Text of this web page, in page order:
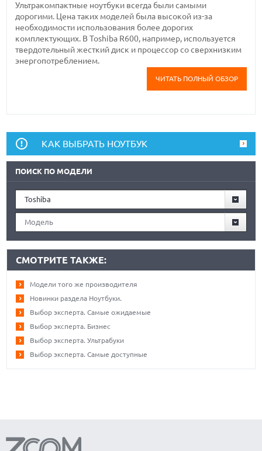
Ультракомпактные ноутбуки всегда были самыми
дорогими. Цена таких моделей была высокой из-за
необходимости использования более дорогих
комплектующих. В Toshiba R600, например, используется
твердотельный жесткий диск и процессор со сверхнизким
энергопотреблением.
ЧИТАТЬ ПОЛНЫЙ ОБЗОР
КАК ВЫБРАТЬ НОУТБУК
ПОИСК ПО МОДЕЛИ
Toshiba
Модель
СМОТРИТЕ ТАКЖЕ:
Модели того же производителя
Новинки раздела Ноутбуки.
Выбор эксперта. Самые ожидаемые
Выбор эксперта. Бизнес
Выбор эксперта. Ультрабуки
Выбор эксперта. Самые доступные